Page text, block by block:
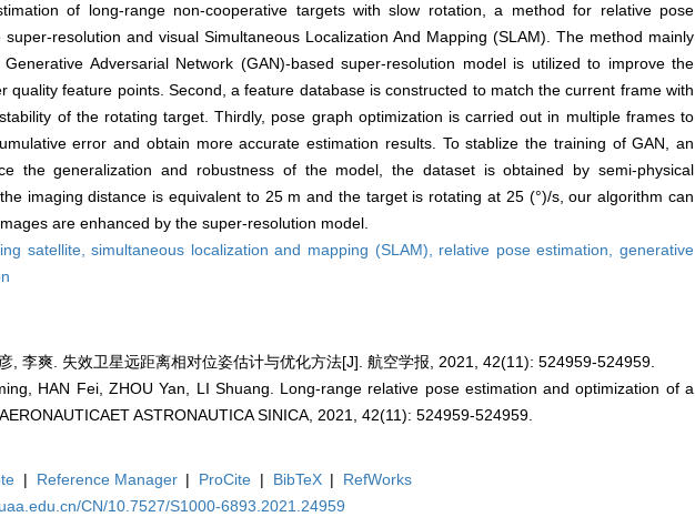
of long-range non-cooperative targets with slow rotation, a method for relative pose
resolution and visual Simultaneous Localization And Mapping (SLAM). The method mainly
Adversarial Network (GAN)-based super-resolution model is utilized to improve the
feature points. Second, a feature database is constructed to match the current frame with
of the rotating target. Thirdly, pose graph optimization is carried out in multiple frames to
error and obtain more accurate estimation results. To stablize the training of GAN, an
the generalization and robustness of the model, the dataset is obtained by semi-physical
imaging distance is equivalent to 25 m and the target is rotating at 25 (°)/s, our algorithm can
are enhanced by the super-resolution model.
satellite,simultaneous localization and mapping (SLAM), relative pose estimation,generative
, 李爽. 失效卫星远距离相对位姿估计与优化方法[J]. 航空学报, 2021, 42(11): 524959-524959.
HAN Fei, ZHOU Yan, LI Shuang. Long-range relative pose estimation and optimization of a
ASTRONAUTICA SINICA, 2021, 42(11): 524959-524959.
| Reference Manager | ProCite | BibTeX |
RefWorks
CN/10.7527/S1000-6893.2021.24959